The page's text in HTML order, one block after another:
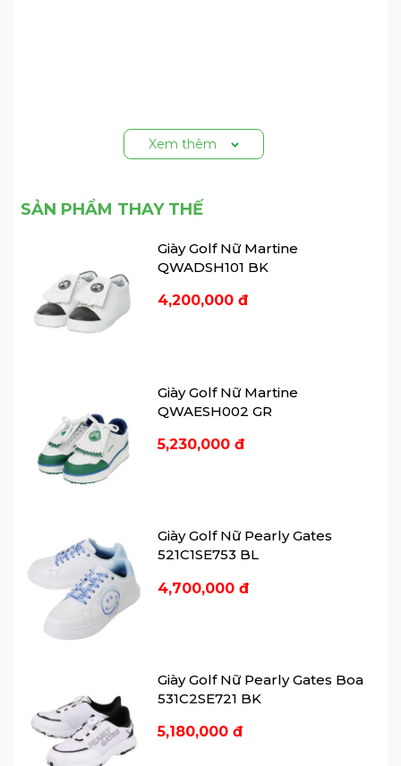
Xem thêm
SẢN PHẨM THAY THẾ
Giày Golf Nữ Martine
QWADSH101 BK
4,200,000 đ
Giày Golf Nữ Martine
QWAESH002 GR
5,230,000 đ
Giày Golf Nữ Pearly Gates
521C1SE753 BL
4,700,000 đ
Giày Golf Nữ Pearly Gates Boa
531C2SE721 BK
5,180,000 đ